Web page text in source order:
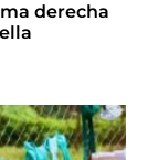
derecha